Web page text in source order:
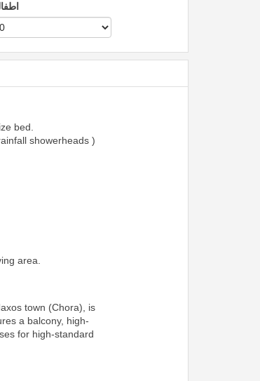
bed.
showerheads )
area.
town (Chora), is
a balcony, high-
for high-standard